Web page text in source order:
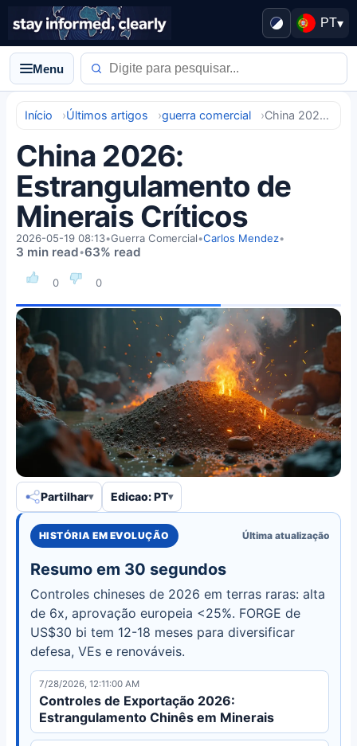
PT▾
Menu
Início Últimos artigos guerra comercial China 2026: Estrangulamento de Minerais Críticos
China 2026:
Estrangulamento de
Minerais Críticos
0 0
2026-05-19 08:13•Guerra Comercial•Carlos Mendez•
3 min read•63% read
Partilhar Edicao: PT
HISTÓRIA EM EVOLUÇÃO Última atualização
Resumo em 30 segundos
Controles chineses de 2026 em terras raras: alta
de 6x, aprovação europeia <25%. FORGE de
US$30 bi tem 12-18 meses para diversificar
defesa, VEs e renováveis.
7/28/2026, 12:11:00 AM
Controles de Exportação 2026:
Estrangulamento Chinês em Minerais